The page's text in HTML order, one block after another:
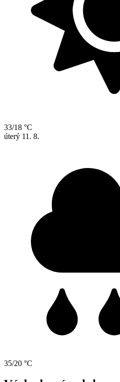
33/18 °C
úterý 11. 8.
35/20 °C